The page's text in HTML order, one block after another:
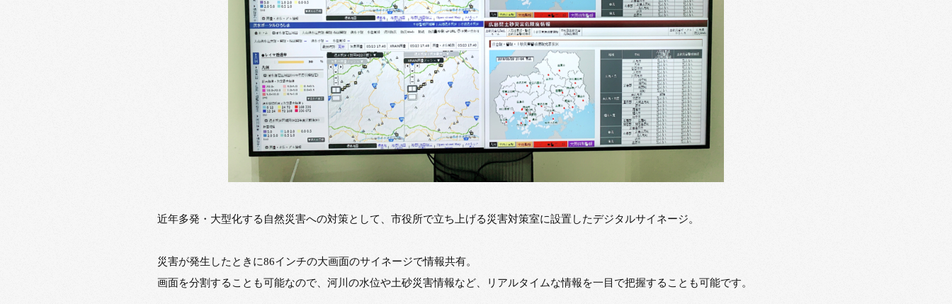
近年多発・大型化する自然災害への対策として、市役所で立ち上げる災害対策室に設置したデジタルサイネージ。
災害が発生したときに86インチの大画面のサイネージで情報共有。
画面を分割することも可能なので、河川の水位や土砂災害情報など、リアルタイムな情報を一目で把握することも可能です。